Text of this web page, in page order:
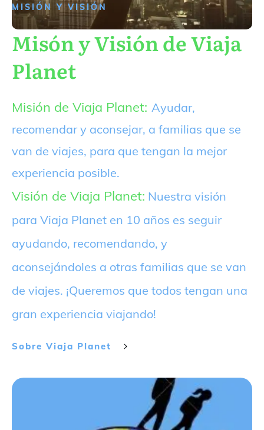
MISIÓN Y VISIÓN
Misón y Visión de Viaja
Planet
Misión de Viaja Planet: Ayudar,
recomendar y aconsejar, a familias que se
van de viajes, para que tengan la mejor
experiencia posible.
Visión de Viaja Planet: Nuestra visión
para Viaja Planet en 10 años es seguir
ayudando, recomendando, y
aconsejándoles a otras familias que se van
de viajes. ¡Queremos que todos tengan una
gran experiencia viajando!
Sobre Viaja Planet